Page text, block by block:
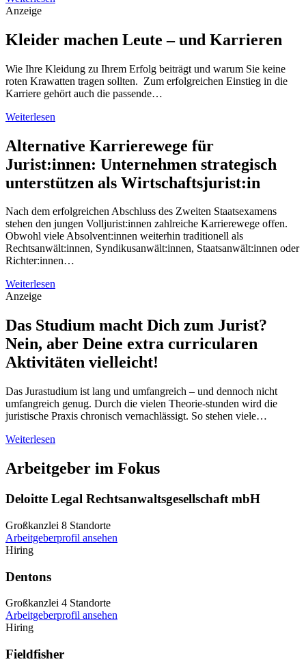
Anzeige
Kleider machen Leute – und Karrieren
Wie Ihre Kleidung zu Ihrem Erfolg beiträgt und warum Sie keine
roten Krawatten tragen sollten. Zum erfolgreichen Einstieg in die
Karriere gehört auch die passende…
Weiterlesen
Alternative Karrierewege für
Jurist:innen: Unternehmen strategisch
unterstützen als Wirtschaftsjurist:in
Nach dem erfolgreichen Abschluss des Zweiten Staatsexamens
stehen den jungen Volljurist:innen zahlreiche Karrierewege offen.
Obwohl viele Absolvent:innen weiterhin traditionell als
Rechtsanwält:innen, Syndikusanwält:innen, Staatsanwält:innen oder
Richter:innen…
Weiterlesen
Anzeige
Das Studium macht Dich zum Jurist?
Nein, aber Deine extra curricularen
Aktivitäten vielleicht!
Das Jurastudium ist lang und umfangreich – und dennoch nicht
umfangreich genug. Durch die vielen Theorie-stunden wird die
juristische Praxis chronisch vernachlässigt. So stehen viele…
Weiterlesen
Arbeitgeber im Fokus
Deloitte Legal Rechtsanwaltsgesellschaft mbH
Großkanzlei 8 Standorte
Arbeitgeberprofil ansehen
Hiring
Dentons
Großkanzlei 4 Standorte
Arbeitgeberprofil ansehen
Hiring
Fieldfisher